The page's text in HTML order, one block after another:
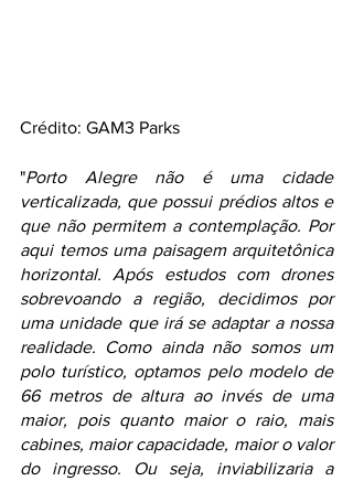
Crédito: GAM3 Parks
"Porto Alegre não é uma cidade
verticalizada, que possui prédios altos e
que não permitem a contemplação. Por
aqui temos uma paisagem arquitetônica
horizontal. Após estudos com drones
sobrevoando a região, decidimos por
uma unidade que irá se adaptar a nossa
realidade. Como ainda não somos um
polo turístico, optamos pelo modelo de
66 metros de altura ao invés de uma
maior, pois quanto maior o raio, mais
cabines, maior capacidade, maior o valor
do ingresso. Ou seja, inviabilizaria a